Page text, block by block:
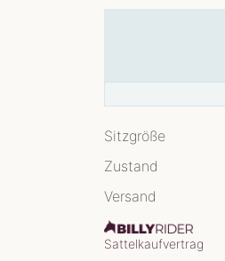
Sitzgröße
Zustand
Versand
Sattelkaufvertrag